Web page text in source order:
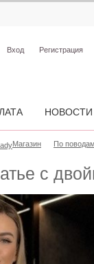
с
Магазин По поводам
Вход Регистрация
НОВОСТИ